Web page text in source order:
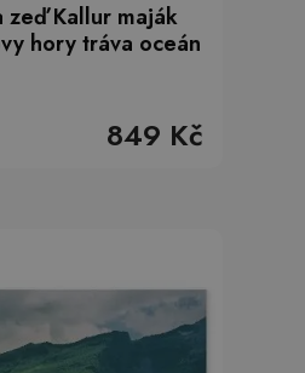
zeď Kallur maják
hory tráva oceán
849 Kč